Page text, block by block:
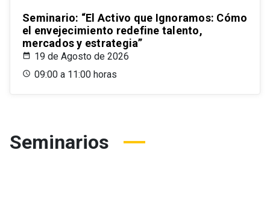
Seminario: “El Activo que Ignoramos: Cómo
el envejecimiento redefine talento,
mercados y estrategia”
19 de Agosto de 2026
09:00 a 11:00 horas
Seminarios